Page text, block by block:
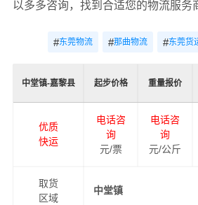
以多多咨询，找到合适您的物流服务
#东莞物流 #那曲物流 #东莞货
中堂镇-嘉黎县 起步价格 重量报价
优质
快运
电话咨
询
元/票
电话咨
询
元/公斤
取货
区域
中堂镇